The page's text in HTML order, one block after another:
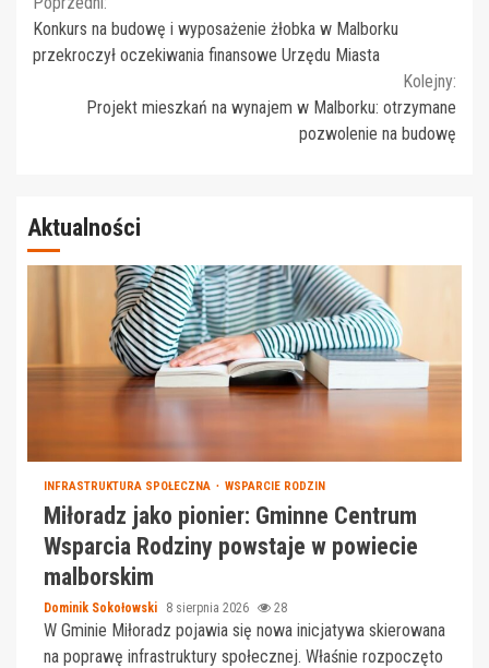
Continue
Reading
Konkurs na budowę i wyposażenie żłobka w Malborku
przekroczył oczekiwania finansowe Urzędu Miasta
Kolejny:
Projekt mieszkań na wynajem w Malborku: otrzymane
pozwolenie na budowę
Aktualności
INFRASTRUKTURA SPOŁECZNA WSPARCIE RODZIN
Miłoradz jako pionier: Gminne Centrum
Wsparcia Rodziny powstaje w powiecie
malborskim
Dominik Sokołowski 8 sierpnia 2026 28
W Gminie Miłoradz pojawia się nowa inicjatywa skierowana
na poprawę infrastruktury społecznej. Właśnie rozpoczęto